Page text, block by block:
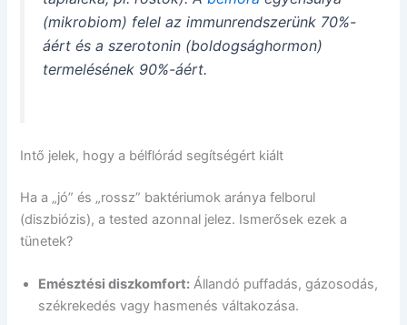
(mikrobiom) felel az immunrendszerünk 70%-
áért és a szerotonin (boldogsághormon)
termelésének 90%-áért.
Intő jelek, hogy a bélflórád segítségért kiált
Ha a „jó” és „rossz” baktériumok aránya felborul
(diszbiózis), a tested azonnal jelez. Ismerősek ezek a
tünetek?
Emésztési diszkomfort: Állandó puffadás, gázosodás,
székrekedés vagy hasmenés váltakozása.